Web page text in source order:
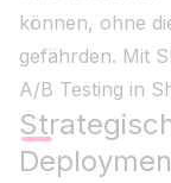
können, ohne
gefährden. Mit
A/B Testing in